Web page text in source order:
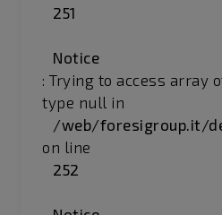
251
Notice
: Trying to access array
type null in
/web/foresigroup.it/
on line
252